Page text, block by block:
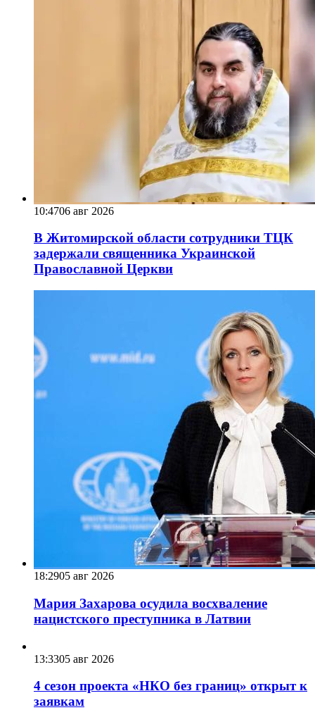
10:4706 авг 2026
В Житомирской области сотрудники ТЦК
задержали священника Украинской
Православной Церкви
18:2905 авг 2026
Мария Захарова осудила восхваление
нацистского преступника в Латвии
13:3305 авг 2026
4 сезон проекта «НКО без границ» открыт к
заявкам